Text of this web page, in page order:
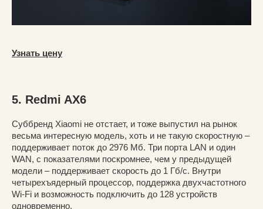
Узнать цену
5. Redmi AX6
Суббренд Xiaomi не отстает, и тоже выпустил на рынок
весьма интересную модель, хоть и не такую скоростную –
поддерживает поток до 2976 Мб. Три порта LAN и один
WAN, с показателями поскромнее, чем у предыдущей
модели – поддерживает скорость до 1 Гб/с. Внутри
четырехъядерный процессор, поддержка двухчастотного
Wi-Fi и возможность подключить до 128 устройств
одновременно.